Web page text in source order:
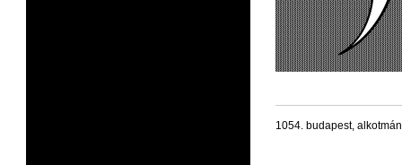
1054. budapest,